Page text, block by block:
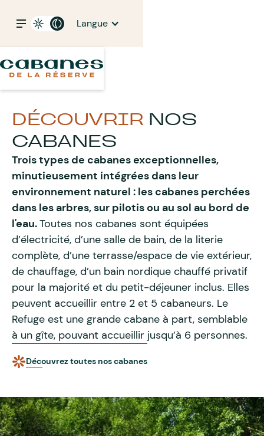
Langue
DÉCOUVRIR NOS
CABANES
Trois types de cabanes exceptionnelles,
minutieusement intégrées dans leur
environnement naturel : les cabanes perchées
dans les arbres, sur pilotis ou au sol au bord de
l'eau.Toutes nos cabanes sont équipées
d’électricité, d’une salle de bain, de la literie
complète, d’une terrasse/espace de vie extérieur,
de chauffage, d’un bain nordique chauffé privatif
pour la majorité et du petit-déjeuner inclus. Elles
peuvent accueillir entre 2 et 5 cabaneurs. Le
Refuge est une grande cabane à part, semblable
à un gîte, pouvant accueillir jusqu’à 6 personnes.
Découvrez toutes nos cabanes